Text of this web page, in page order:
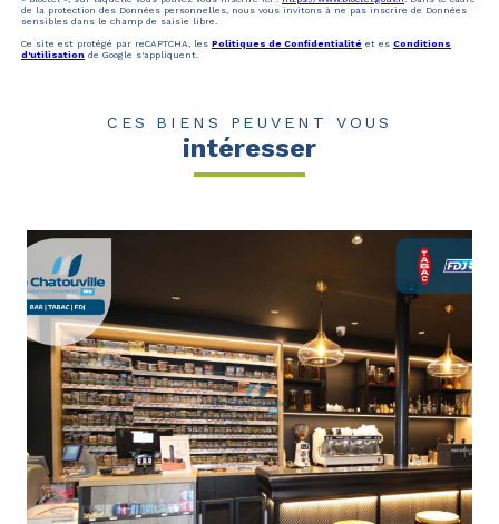
de la protection des Données personnelles, nous vous invitons à ne pas inscrire de Données
sensibles dans le champ de saisie libre.
Ce site est protégé par reCAPTCHA, les Politiques de Confidentialité et es Conditions
d'utilisation de Google s'appliquent.
CES BIENS PEUVENT VOUS
intéresser
voir le bien